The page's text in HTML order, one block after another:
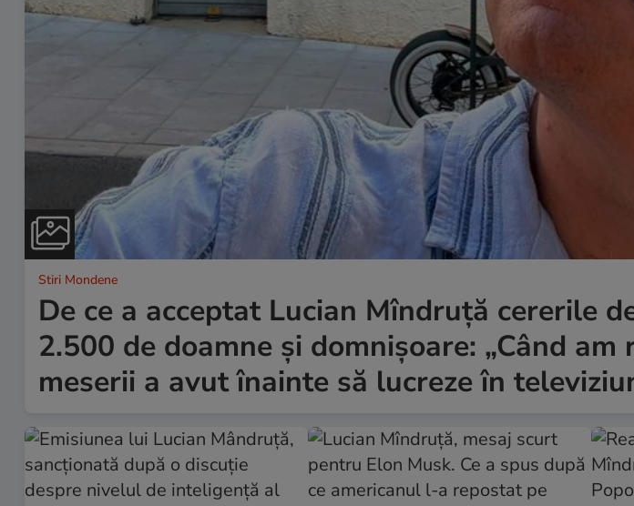
Stiri Mondene
De ce a acceptat Lucian Mîndruță cererile
2.500 de doamne și domnișoare: „Când am
meserii a avut înainte să lucreze în